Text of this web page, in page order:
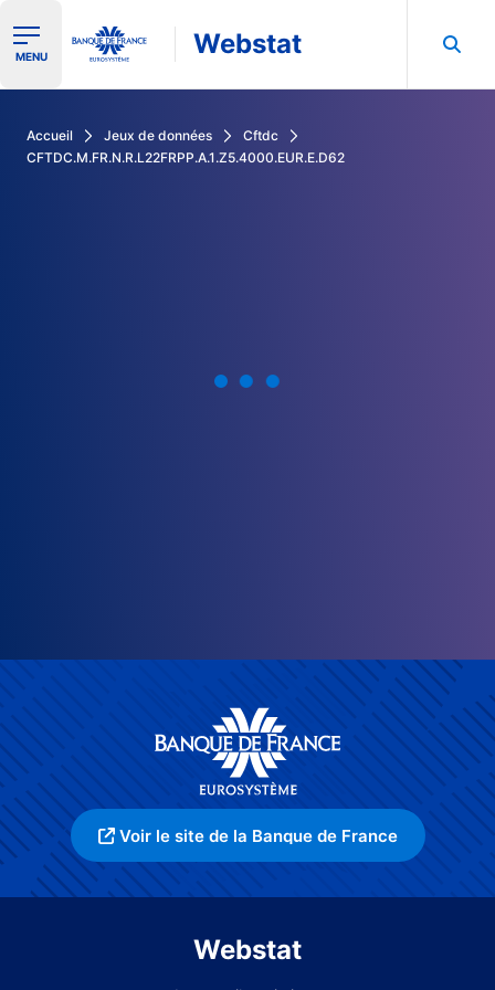
Ouvrir le menu de navigation
MENU Webstat
Accueil Jeux de données
Cftdc
CFTDC.M.FR.N.R.L22FRPP.A.1.Z5.4000.EUR.E.D62
Voir le site de la Banque de France
Webstat